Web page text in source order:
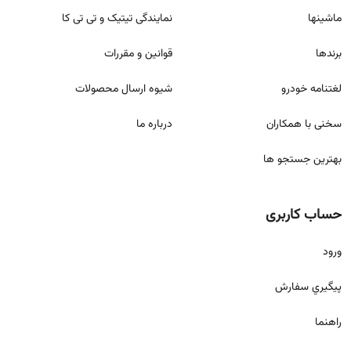
ماشینها
برندها
لغتنامه خودرو
سخنی با همکاران
بهترین جستجو ها
نمایندگی تیتیک و تی تی کا
قوانين و مقررات
شيوه ارسال محصولات
درباره ما
حساب کاربری
ورود
پيگيري سفارش
راهنما